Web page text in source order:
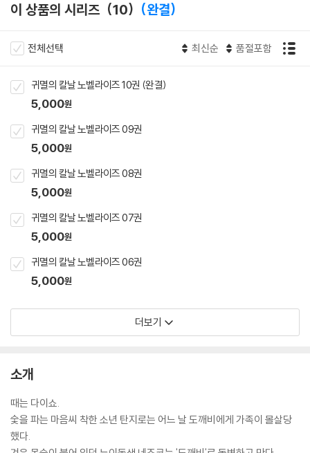
이 상품의 시리즈 10 완결
전체선택 최신순 품절포함
귀멸의 칼날 노벨라이즈 10권 (완결)
5,000원
귀멸의 칼날 노벨라이즈 09권
5,000원
귀멸의 칼날 노벨라이즈 08권
5,000원
귀멸의 칼날 노벨라이즈 07권
5,000원
귀멸의 칼날 노벨라이즈 06권
5,000원
더보기
소개
때는 다이쇼.
숯을 파는 마음씨 착한 소년 탄지로는 어느 날 도깨비에게 가족이 몰살당
했다.